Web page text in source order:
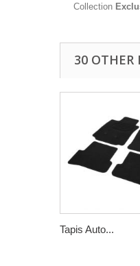
Collection
30 OTHER
Tapis Auto...